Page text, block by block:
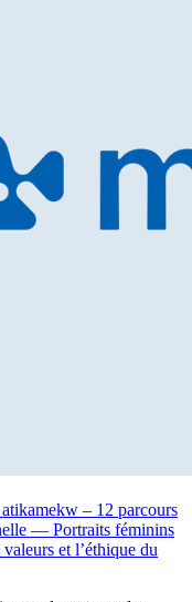
– 12 parcours
— Portraits féminins
et l’éthique du